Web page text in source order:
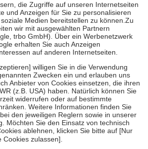
auch für Online-Apotheken.
Krankenpflege beträgt die
der Kosten sowie zehn Euro je
Versicherten für ihre eigene Gesundheit zu
Stellung der Familie zu unterstützen,
an bei:
bis zum vollendeten 18. Lebensjahr
und Früherkennung, die von der